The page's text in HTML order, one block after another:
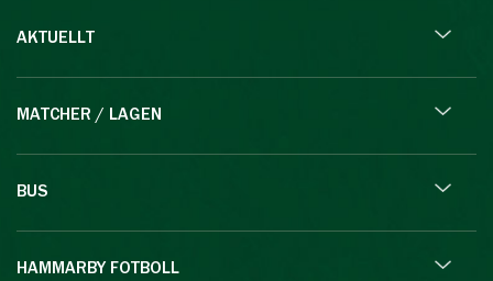
AKTUELLT
MATCHER / LAGEN
BUS
HAMMARBY FOTBOLL